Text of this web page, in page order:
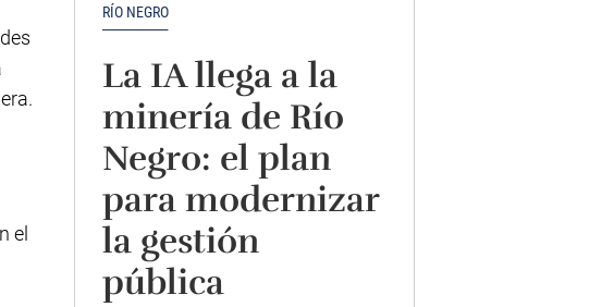
el
RÍO NEGRO
La IA llega a la
minería de Río
Negro: el plan
para modernizar
la gestión
pública